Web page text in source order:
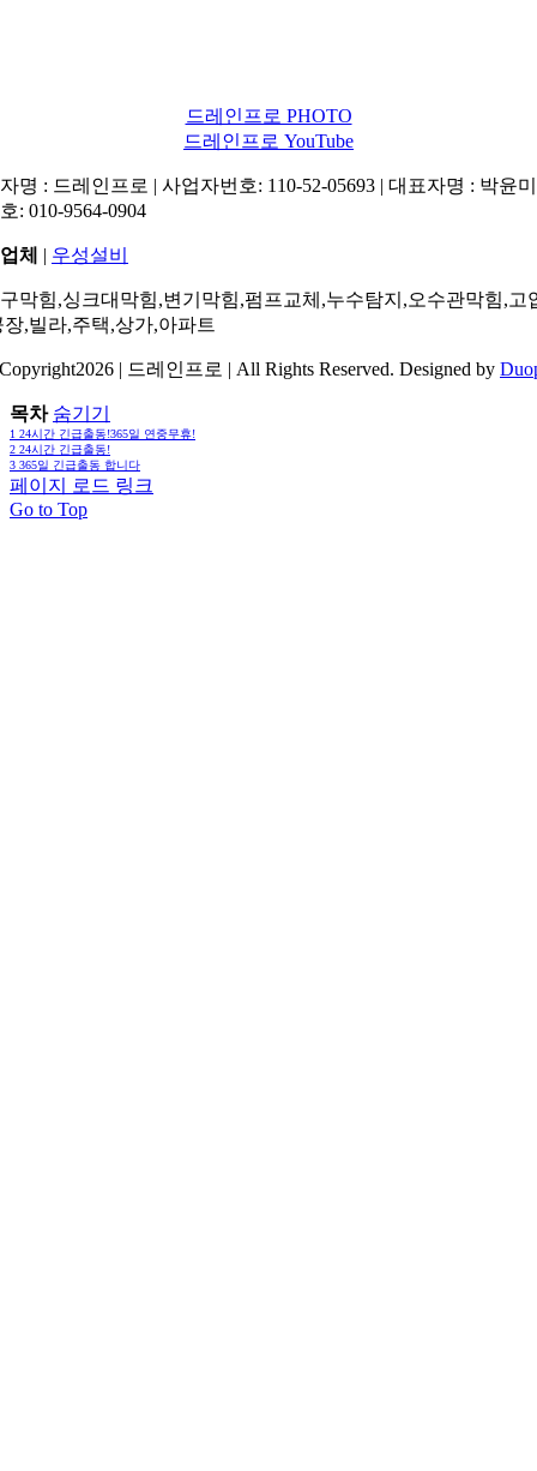
드레인프로 PHOTO
드레인프로 YouTube
명 : 드레인프로 | 사업자번호: 110-52-05693 | 대표자명 : 박윤
: 010-9564-0904
체 | 우성설비
막힘,싱크대막힘,변기막힘,펌프교체,누수탐지,오수관막힘,고
장,빌라,주택,상가,아파트
| 드레인프로 | All Rights Reserved. Designed by
목차 숨기기
1 24시간 긴급출동!365일 연중무휴!
2 24시간 긴급출동!
3 365일 긴급출동 합니다
페이지 로드 링크
Go to Top